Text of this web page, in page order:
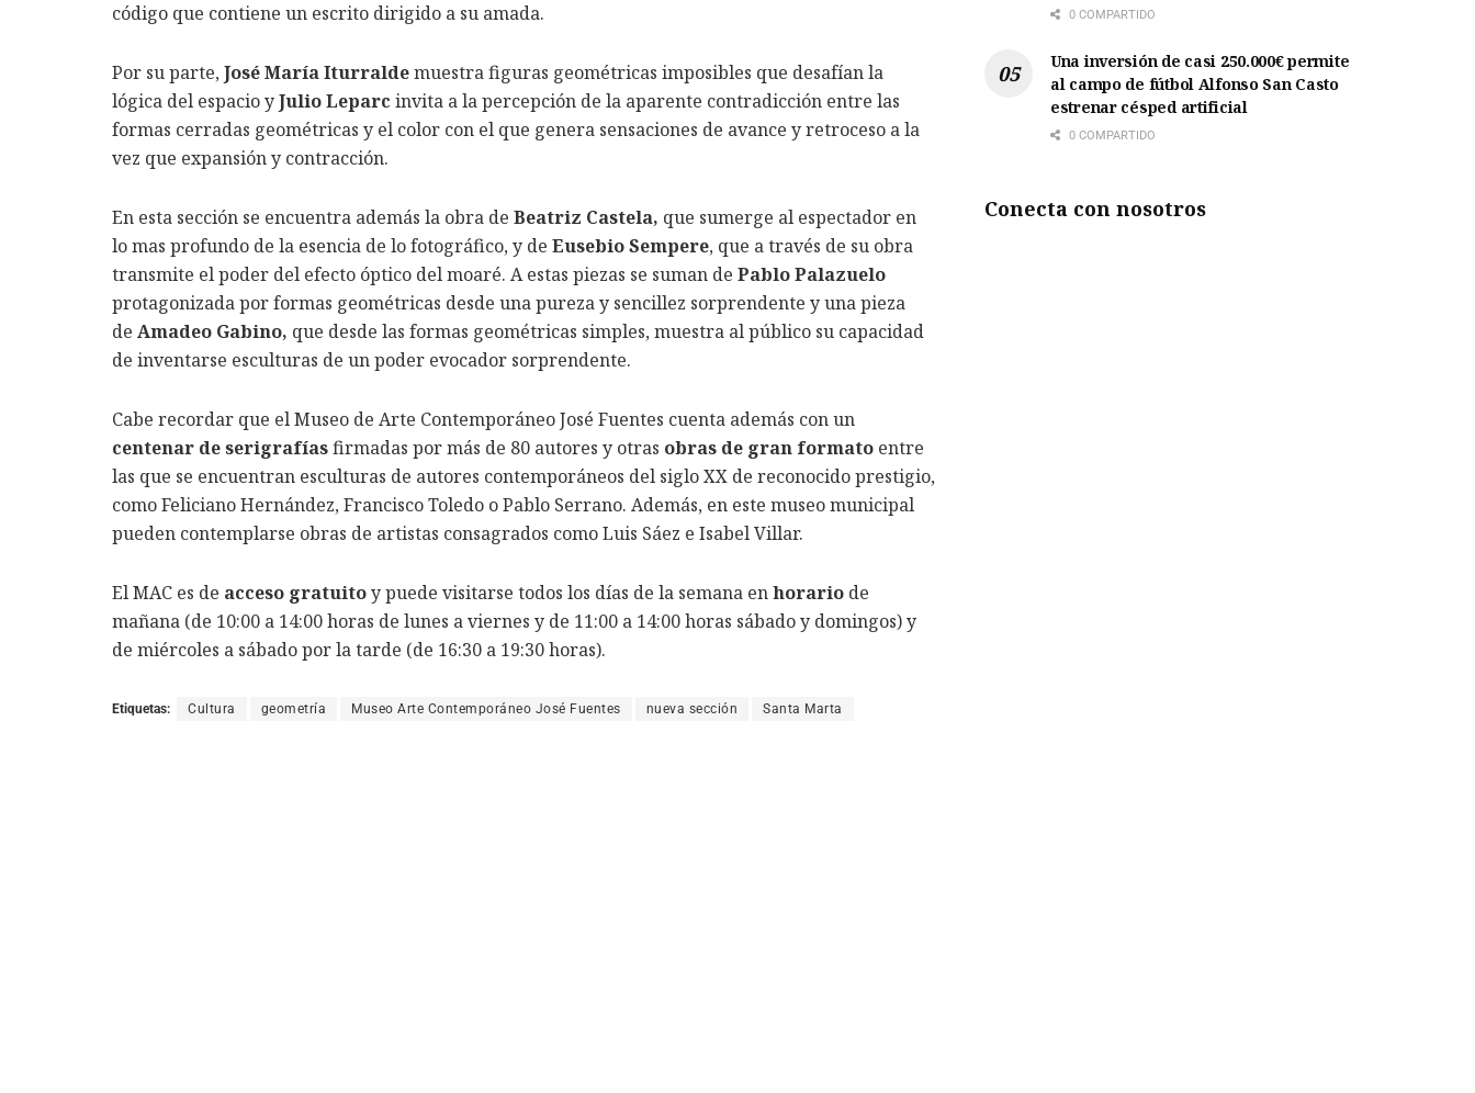
código que contiene un escrito dirigido a su amada.
Por su parte,José María Iturraldemuestra figuras geométricas imposibles que desafían la
lógica del espacio yJulio Leparc invita a la percepción de la aparente contradicción entre las
formas cerradas geométricas y el color con el que genera sensaciones de avance y retroceso a la
vez que expansión y contracción.
En esta sección se encuentra además la obra de Beatriz Castela, que sumerge al espectador en
lo mas profundo de la esencia de lo fotográfico, y de Eusebio Sempere, que a través de su obra
transmite el poder del efecto óptico del moaré. A estas piezas se suman de Pablo Palazuelo
protagonizada por formas geométricas desde una pureza y sencillez sorprendente y una pieza
de Amadeo Gabino, que desde las formas geométricas simples, muestra al público su capacidad
de inventarse esculturas de un poder evocador sorprendente.
Cabe recordar que el Museo de Arte Contemporáneo José Fuentes cuenta además con un
centenar de serigrafíasfirmadas por más de 80 autores y otras obras de gran formato entre
las que se encuentran esculturas de autores contemporáneos del siglo XX de reconocido prestigio,
como Feliciano Hernández, Francisco Toledo o Pablo Serrano. Además, en este museo municipal
pueden contemplarse obras de artistas consagrados como Luis Sáez e Isabel Villar.
El MAC es de acceso gratuitoy puede visitarse todos los días de la semana enhorario de
mañana (de 10:00 a 14:00 horas de lunes a viernes y de 11:00 a 14:00 horas sábado y domingos) y
de miércoles a sábado por la tarde (de 16:30 a 19:30 horas).
Etiquetas: Cultura geometría Museo Arte Contemporáneo José Fuentes nueva sección Santa Marta
0 COMPARTIDO
Una inversión de casi 250.000€ permite
al campo de fútbol Alfonso San Casto
estrenar césped artificial
0 COMPARTIDO
Conecta con nosotros